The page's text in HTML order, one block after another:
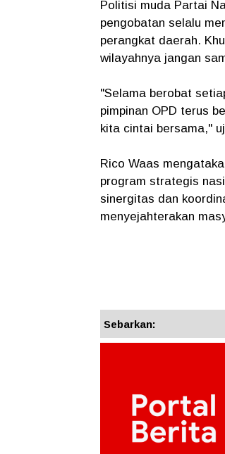
Politisi muda Partai
pengobatan selalu
perangkat daerah.
wilayahnya jangan
"Selama berobat
pimpinan OPD terus
kita cintai bersama,"
Rico Waas
program strategis
sinergitas dan
menyejahterakan
Sebarkan: